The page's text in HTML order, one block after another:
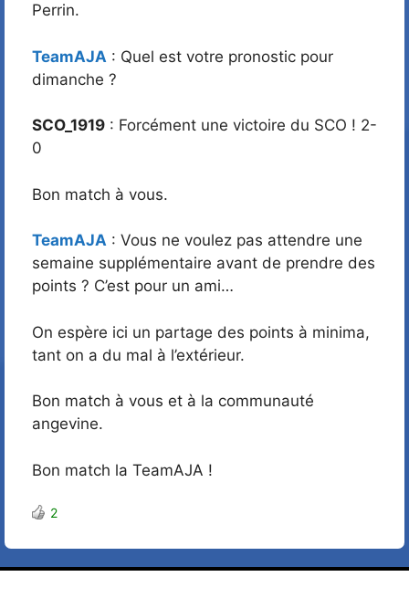
Perrin.
TeamAJA : Quel est votre pronostic pour
dimanche ?
SCO_1919 : Forcément une victoire du SCO ! 2-
0
Bon match à vous.
TeamAJA : Vous ne voulez pas attendre une
semaine supplémentaire avant de prendre des
points ? C’est pour un ami…
On espère ici un partage des points à minima,
tant on a du mal à l’extérieur.
Bon match à vous et à la communauté
angevine.
Bon match la TeamAJA !
2